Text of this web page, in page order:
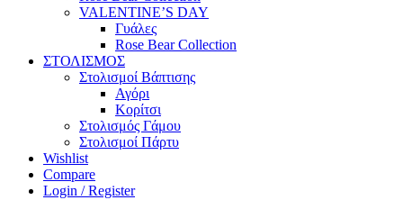
VALENTINE’S DAY
Γυάλες
Rose Bear Collection
ΣΤΟΛΙΣΜΟΣ
Στολισμοί Βάπτισης
Αγόρι
Κορίτσι
Στολισμός Γάμου
Στολισμοί Πάρτυ
Wishlist
Compare
Login / Register